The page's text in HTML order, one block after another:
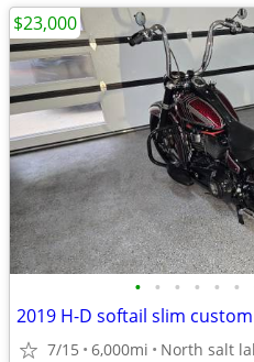
• • • • • •
2019 H-D softail slim
7/15 6,000mi North salt
$23,000